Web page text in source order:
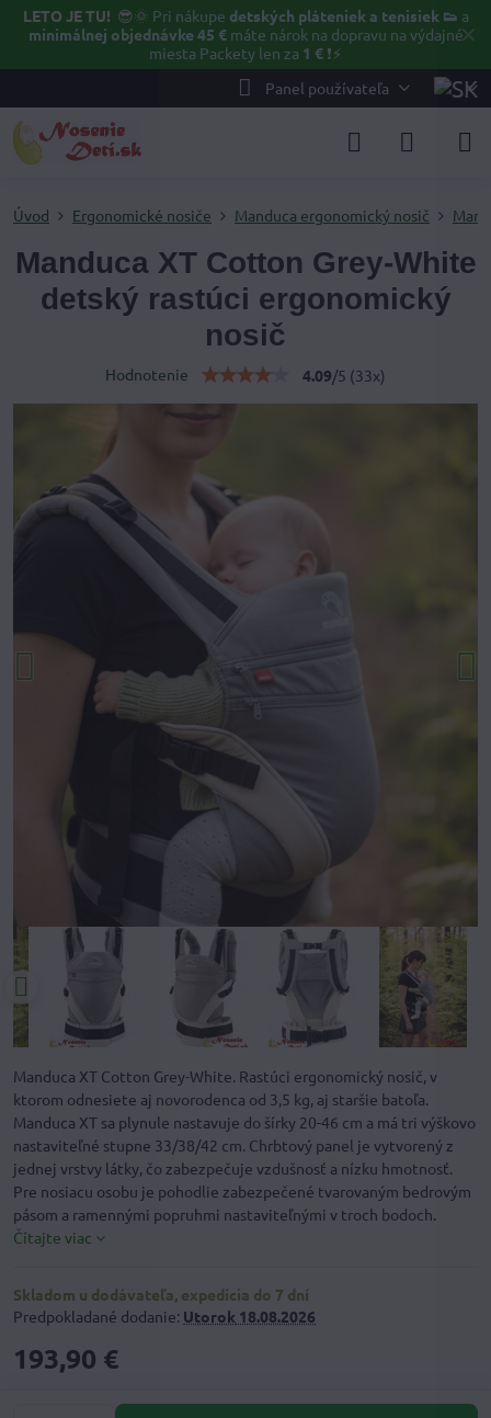
✕
LETO JE TU! 😎🌞 Pri nákupe detských pláteniek a tenisiek 👟 a
minimálnej objednávke 45 €máte nárok na dopravu na výdajné
miesta Packety len za 1 € ❗⚡️
Panel používateľa
Úvod Ergonomické nosiče Manduca ergonomický nosič
Manduca XT Cotton Grey-White
detský rastúci ergonomický
nosič
Hodnotenie 4.09/5 (33x)
Manduca XT Cotton Grey-White. Rastúci ergonomický nosič, v
ktorom odnesiete aj novorodenca od 3,5 kg, aj staršie batoľa.
Manduca XT sa plynule nastavuje do šírky 20-46 cm a má tri výškovo
nastaviteľné stupne 33/38/42 cm. Chrbtový panel je vytvorený z
jednej vrstvy látky, čo zabezpečuje vzdušnosť a nízku hmotnosť.
Pre nosiacu osobu je pohodlie zabezpečené tvarovaným bedrovým
pásom a ramennými popruhmi nastaviteľnými v troch bodoch.
Čítajte viac
Skladom u dodávateľa, expedícia do 7 dní
Predpokladané dodanie: Utorok 18.08.2026
193,90 €